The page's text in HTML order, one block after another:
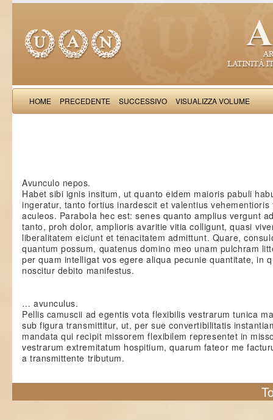
HOME PRECEDENTE SUCCESSIVO VISUALIZZA VOLUME
Avunculo nepos.
Habet sibi ignis insitum, ut quanto eidem maioris pabuli
ingeratur, tanto fortius inardescit et valentius vehementioris
aculeos. Parabola hec est: senes quanto amplius vergunt
tanto, proh dolor, amplioris avaritie vitia colligunt, quasi
liberalitatem eiciunt et tenacitatem admittunt. Quare,
quantum possum, quatenus domino meo unam pulchram
per quam intelligat vos egere aliqua pecunie quantitate, in
noscitur debito manifestus.
… avunculus.
Pellis camuscii ad egentis vota flexibilis vestrarum tunica
sub figura transmittitur, ut, per sue convertibilitatis
mandata qui recipit missorem flexibilem representet in
vestrarum extremitatum hospitium, quarum fateor me
a transmittente tributum.